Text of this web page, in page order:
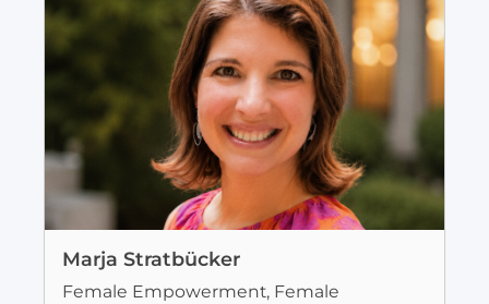
Marja Stratbücker
Female Empowerment, Female